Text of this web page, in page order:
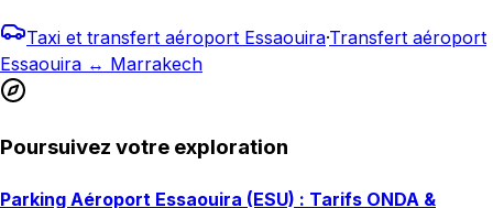
Taxi et transfert aéroport Essaouira·Transfert aéroport
Essaouira ↔ Marrakech
Poursuivez votre exploration
Parking Aéroport Essaouira (ESU) : Tarifs ONDA &